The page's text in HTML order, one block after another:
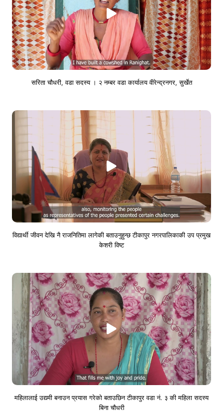
सरिता चाैधरी, वडा सदस्य । २ नम्बर वडा कार्यालय वीरेन्द्रनगर, सुर्खेत
विद्यार्थी जीवन देखि नै राजनितिमा लागेकी बताउनुहुन्छ टीकापुर नगरपालिकाकी उप प्रमुख
केशरी विष्ट
महिलालाई उद्यमी बनाउन प्रयास गरेको बताउछिन टीकापुर वडा नं. ३ की महिला सदस्य
बिना चौधरी